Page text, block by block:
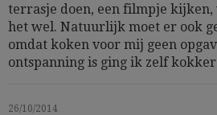
terrasje doen, een filmpje
het wel. Natuurlijk moet er ook
omdat koken voor mij geen
ontspanning is ging ik zelf
26/10/2014